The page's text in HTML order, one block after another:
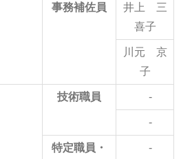
事務補佐員
井上 三
喜子
川元 京
子
技術職員 -
-
特定職員・
-